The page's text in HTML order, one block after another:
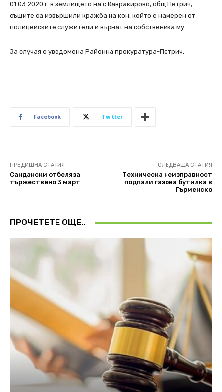
01.03.2020 г. в землището на с.Кавракирово, общ.Петрич,
същите са извършили кражба на кон, който е намерен от
полицейските служители и върнат на собственика му.
За случая е уведомена Рaйонна прокуратура-Петрич.
Facebook Twitter
ПРЕДИШНА СТАТИЯ
Сандански отбеляза
тържествено 3 март
СЛЕДВАЩА СТАТИЯ
Техническа неизправност
подпали газова бутилка в
Гърменско
ПРОЧЕТЕТЕ ОЩЕ..